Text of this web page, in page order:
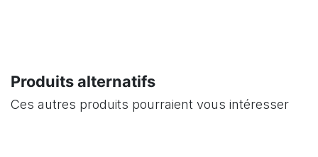
Produits alternatifs
Ces autres produits pourraient vous intéresser